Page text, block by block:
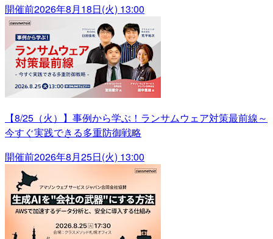
開催前2026年8月18日(火) 13:00
【8/25（火）】事例から学ぶ！ランサムウェア対策最前線～
今すぐ実践できる多重防御戦略
開催前2026年8月25日(火) 13:00